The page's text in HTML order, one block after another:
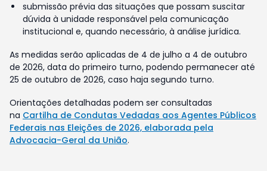
submissão prévia das situações que possam suscitar
dúvida à unidade responsável pela comunicação
institucional e, quando necessário, à análise jurídica.
As medidas serão aplicadas de 4 de julho a 4 de outubro
de 2026, data do primeiro turno, podendo permanecer até
25 de outubro de 2026, caso haja segundo turno.
Orientações detalhadas podem ser consultadas
na Cartilha de Condutas Vedadas aos Agentes Públicos
Federais nas Eleições de 2026, elaborada pela
Advocacia-Geral da União.